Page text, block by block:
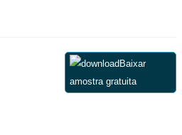
Baixar
amostra gratuita